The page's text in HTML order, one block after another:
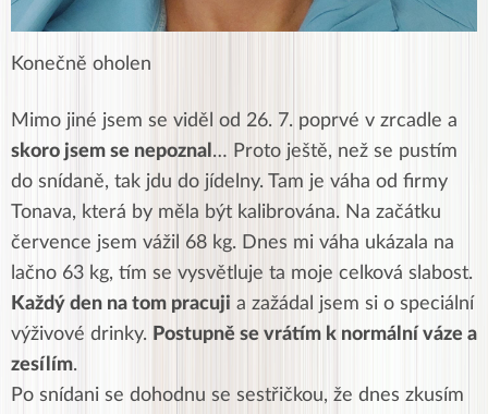
Konečně oholen
Mimo jiné jsem se viděl od 26. 7. poprvé v zrcadle a
skoro jsem se nepoznal … Proto ještě, než se pustím
do snídaně, tak jdu do jídelny. Tam je váha od firmy
Tonava, která by měla být kalibrována. Na začátku
července jsem vážil 68 kg. Dnes mi váha ukázala na
lačno 63 kg, tím se vysvětluje ta moje celková slabost.
Každý den na tom pracuji a zažádal jsem si o speciální
výživové drinky. Postupně se vrátím k normální váze a
zesílím.
Po snídani se dohodnu se sestřičkou, že dnes zkusím